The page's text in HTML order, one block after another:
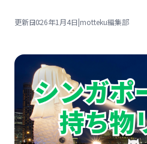
更新日：2026年1月4日|motteku編集部